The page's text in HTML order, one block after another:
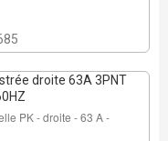
droite 63A 3PNT
PK - droite - 63 A -